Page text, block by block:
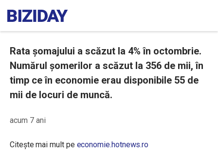
Rata șomajului a scăzut la 4% în octombrie.
Numărul șomerilor a scăzut la 356 de mii, în
timp ce în economie erau disponibile 55 de
mii de locuri de muncă.
acum 7 ani
Citește mai mult pe economie.hotnews.ro